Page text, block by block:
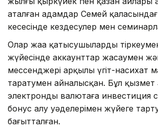
аталған адамдар Семей
кеңсесінде кездесулер мен
Олар жаңа қатысушыларды
жүйесінде аккаунттар жасаумен
мессенджері арқылы үгіт-насихат
таратумен айналысқан. Бұл
электронды валютаға инвестиция
бонус алу уәделерімен жүйеге
бағытталған.